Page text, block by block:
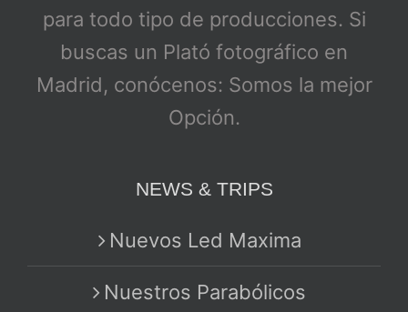
para todo tipo de producciones. Si
buscas un Plató fotográfico en
Madrid, conócenos: Somos la mejor
Opción.
NEWS & TRIPS
Nuevos Led Maxima
Nuestros Parabólicos